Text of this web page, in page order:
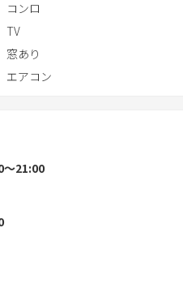
コンロ
TV
窓あり
エアコン
〜21:00